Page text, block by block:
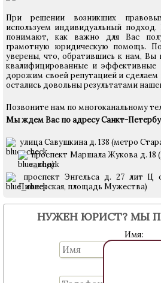
При решении возникших
используем индивидуальный
понимают, как важно для Вас
грамотную юридическую помощь.
уверены, что, обратившись к нам, Вы
квалифицированные и эффективные
дорожим своей репутацией и
остались довольны результатами
Позвоните нам по многоканальному
Мы ждем Вас по адресу Санкт-
улица Савушкина д. 138 (метро
проспект Маршала Жукова д. 18
завод)
проспект Энгельса д. 27 лит Ц
Пионерская, площадь Мужества)
НУЖЕН ЮРИСТ? МЫ
Имя: